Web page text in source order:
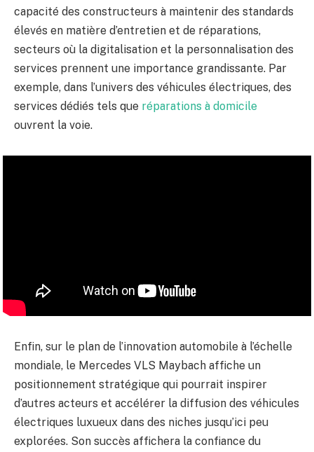
capacité des constructeurs à maintenir des standards
élevés en matière d’entretien et de réparations,
secteurs où la digitalisation et la personnalisation des
services prennent une importance grandissante. Par
exemple, dans l’univers des véhicules électriques, des
services dédiés tels que réparations à domicile
ouvrent la voie.
Enfin, sur le plan de l’innovation automobile à l’échelle
mondiale, le Mercedes VLS Maybach affiche un
positionnement stratégique qui pourrait inspirer
d’autres acteurs et accélérer la diffusion des véhicules
électriques luxueux dans des niches jusqu’ici peu
explorées. Son succès affichera la confiance du